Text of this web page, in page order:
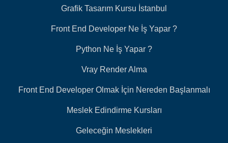
Grafik Tasarım Kursu İstanbul
Front End Developer Ne İş Yapar ?
Python Ne İş Yapar ?
Vray Render Alma
Front End Developer Olmak İçin Nereden Başlanmalı
Meslek Edindirme Kursları
Geleceğin Meslekleri